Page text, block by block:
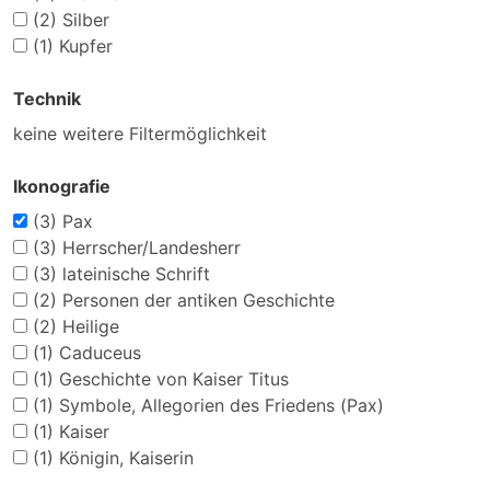
(2) Silber
(1) Kupfer
Technik
keine weitere Filtermöglichkeit
Ikonografie
(3) Pax
(3) Herrscher/Landesherr
(3) lateinische Schrift
(2) Personen der antiken Geschichte
(2) Heilige
(1) Caduceus
(1) Geschichte von Kaiser Titus
(1) Symbole, Allegorien des Friedens (Pax)
(1) Kaiser
(1) Königin, Kaiserin